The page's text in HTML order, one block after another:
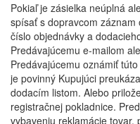
Pokiaľ je zásielka neúplná
spísať s dopravcom
číslo objednávky a
Predávajúcemu e-mailom
Predávajúcemu oznámiť
je povinný Kupujúci
dodacím listom. Alebo
registračnej pokladnice.
vybaveniu reklamácie tovar,